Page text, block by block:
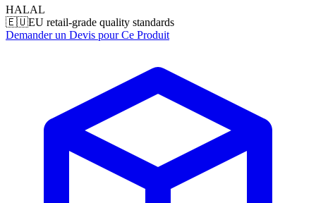
HALAL
🇪🇺EU retail-grade quality standards
Demander un Devis pour Ce Produit